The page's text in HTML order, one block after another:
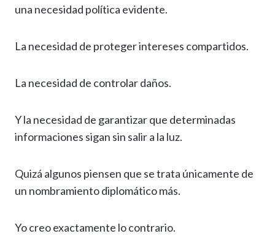
una necesidad política evidente.
La necesidad de proteger intereses compartidos.
La necesidad de controlar daños.
Y la necesidad de garantizar que determinadas
informaciones sigan sin salir a la luz.
Quizá algunos piensen que se trata únicamente de
un nombramiento diplomático más.
Yo creo exactamente lo contrario.